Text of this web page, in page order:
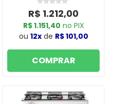
Automático F5VAB
Branco
R$ 1.212,00
R$ 1.151,40 no PIX
ou 12xde R$ 101,00
COMPRAR